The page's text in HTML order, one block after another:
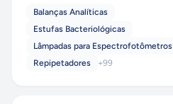
Balanças Analíticas
Estufas Bacteriológicas
Lâmpadas para Espectrofotômetros
Repipetadores
+99